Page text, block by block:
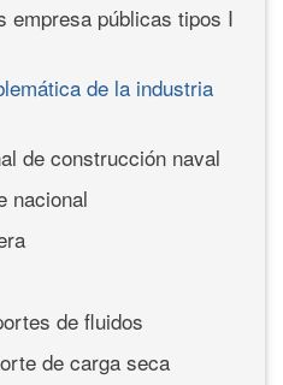
empresa públicas tipos I
de la industria
de construcción naval
nacional
de fluidos
de carga seca